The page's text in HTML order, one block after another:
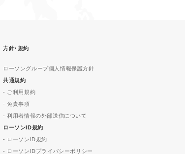
方針･規約
ローソングループ個人情報保護方針
共通規約
- ご利用規約
- 免責事項
- 利用者情報の外部送信について
ローソンID規約
- ローソンID規約
- ローソンIDプライバシーポリシー